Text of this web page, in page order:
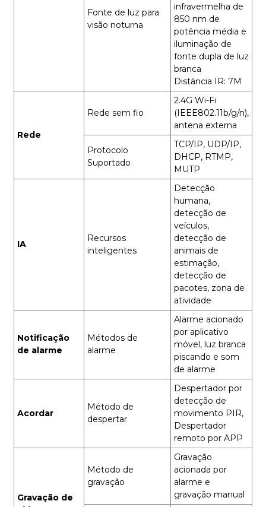
Fonte de luz para
visão noturna
infravermelha de
850 nm de
potência média e
iluminação de
fonte dupla de luz
branca
Distância IR: 7M
Rede
Rede sem fio
2.4G Wi-Fi
(IEEE802.11b/g/n),
antena externa
Protocolo
Suportado
TCP/IP, UDP/IP,
DHCP, RTMP,
MUTP
IA
Recursos
inteligentes
Detecção
humana,
detecção de
veículos,
detecção de
animais de
estimação,
detecção de
pacotes, zona de
atividade
Notificação
de alarme
Métodos de
alarme
Alarme acionado
por aplicativo
móvel, luz branca
piscando e som
de alarme
Acordar
Método de
despertar
Despertador por
detecção de
movimento PIR,
Despertador
remoto por APP
Gravação de
Método de
gravação
Gravação
acionada por
alarme e
gravação manual